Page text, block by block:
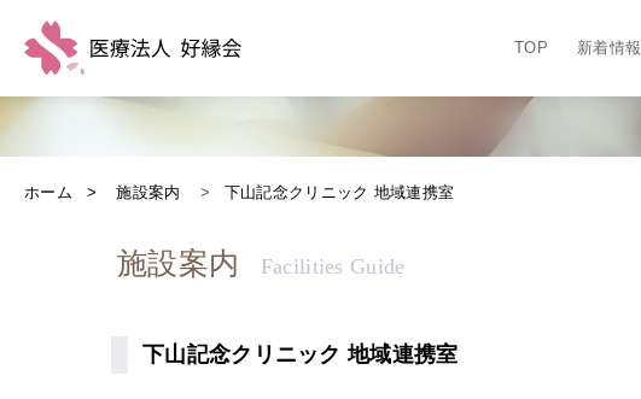
TOP 新着情報
ホーム 施設案内 下山記念クリニック 地域連携室
施設案内
下山記念クリニック 地域連携室